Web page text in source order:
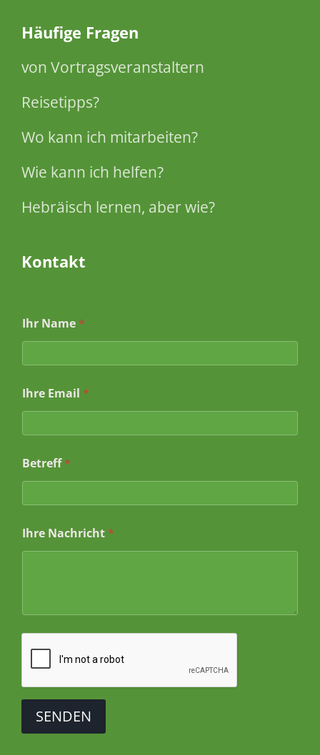
Häufige Fragen
von Vortragsveranstaltern
Reisetipps?
Wo kann ich mitarbeiten?
Wie kann ich helfen?
Hebräisch lernen, aber wie?
Kontakt
Ihr Name *
Ihre Email *
Betreff*
*
B
f
f
Ihre Nachricht *
SENDEN